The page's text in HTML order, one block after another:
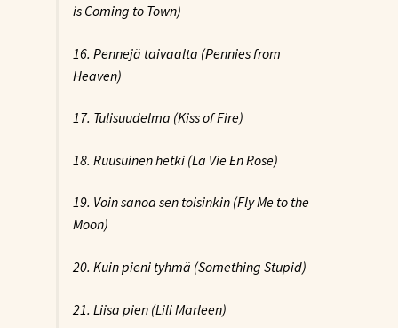
is Coming to Town)
16. Pennejä taivaalta (Pennies from
Heaven)
17. Tulisuudelma (Kiss of Fire)
18. Ruusuinen hetki (La Vie En Rose)
19. Voin sanoa sen toisinkin (Fly Me to the
Moon)
20. Kuin pieni tyhmä (Something Stupid)
21. Liisa pien (Lili Marleen)